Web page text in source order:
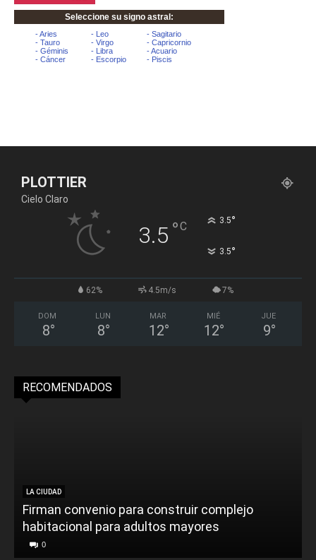
PLOTTIER
Cielo Claro
3.5 °C 3.5°
3.5°
62% 4.5m/s 7%
DOM
8°
LUN
8°
MAR
12°
MIÉ
12°
JUE
9°
RECOMENDADOS
LA CIUDAD
Firman convenio para construir complejo
habitacional para adultos mayores
0